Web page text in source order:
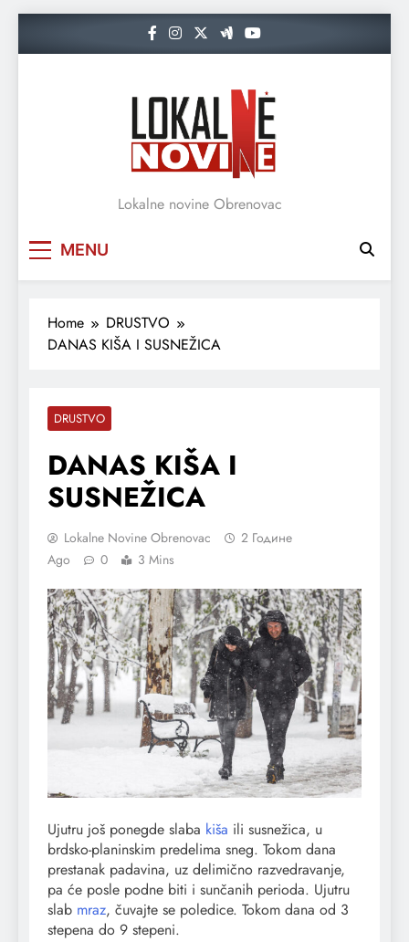
Lokalne novine Obrenovac
MENU
Home
DRUSTVO
DANAS KIŠA I SUSNEŽICA
DRUSTVO
DANAS KIŠA I
SUSNEŽICA
Lokalne Novine Obrenovac
2 Године
Ago
0 3 Mins
Ujutru još ponegde slaba kiša ili susnežica, u
brdsko-planinskim predelima sneg. Tokom dana
prestanak padavina, uz delimično razvedravanje,
pa će posle podne biti i sunčanih perioda. Ujutru
slab mraz, čuvajte se poledice. Tokom dana od 3
stepena do 9 stepeni.